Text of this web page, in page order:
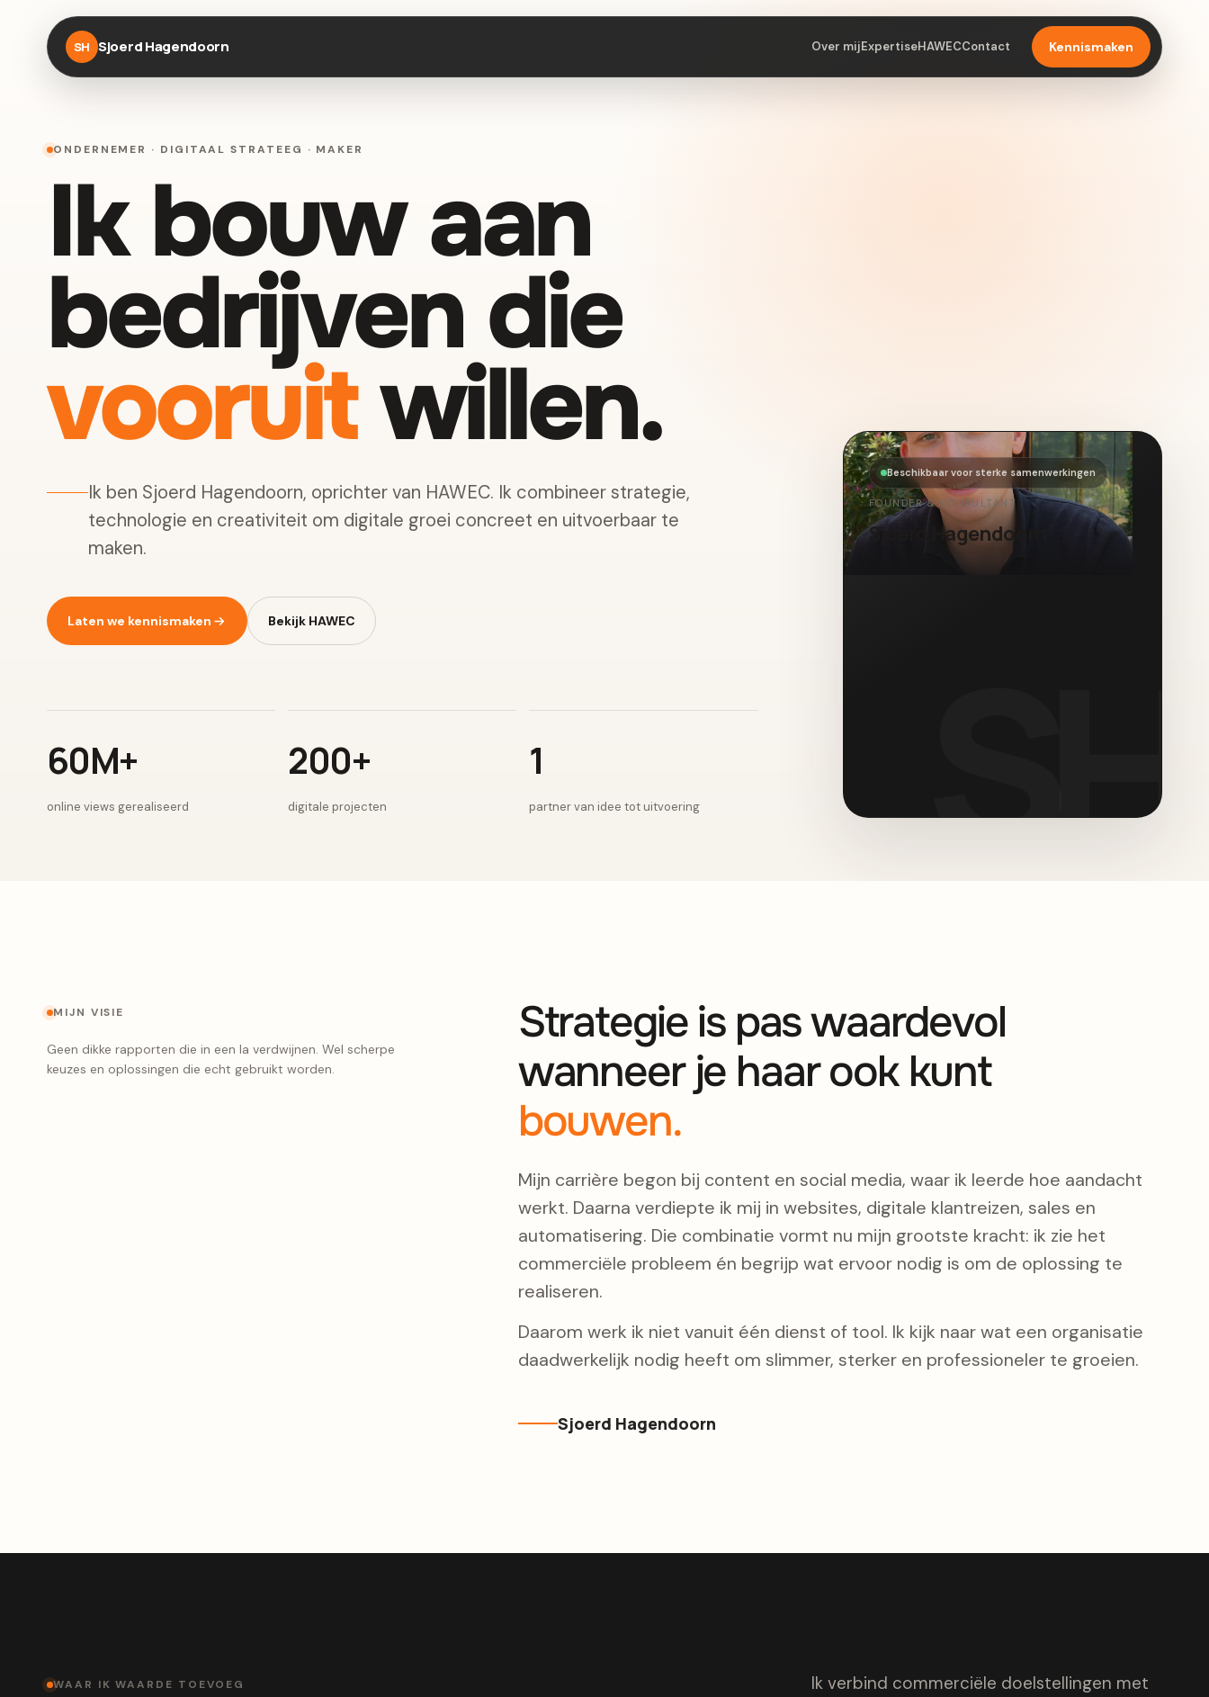
SH Sjoerd Hagendoorn Over mijExpertiseHAWECContact Kennismaken
ONDERNEMER · DIGITAAL STRATEEG · MAKER
Ik bouw aan
bedrijven die
vooruitwillen.
Ik ben Sjoerd Hagendoorn, oprichter van HAWEC. Ik combineer strategie,
technologie en creativiteit om digitale groei concreet en uitvoerbaar te
maken.
Laten we kennismaken Bekijk HAWEC
60M+
online views gerealiseerd
200+
digitale projecten
1
partner van idee tot uitvoering
Beschikbaar voor sterke samenwerkingen
FOUNDER & CONSULTANT
Sjoerd Hagendoorn
MIJN VISIE
Geen dikke rapporten die in een la verdwijnen. Wel scherpe
keuzes en oplossingen die echt gebruikt worden.
Strategie is pas waardevol
wanneer je haar ook kunt
bouwen.
Mijn carrière begon bij content en social media, waar ik leerde hoe aandacht
werkt. Daarna verdiepte ik mij in websites, digitale klantreizen, sales en
automatisering. Die combinatie vormt nu mijn grootste kracht: ik zie het
commerciële probleem én begrijp wat ervoor nodig is om de oplossing te
realiseren.
Daarom werk ik niet vanuit één dienst of tool. Ik kijk naar wat een organisatie
daadwerkelijk nodig heeft om slimmer, sterker en professioneler te groeien.
Sjoerd Hagendoorn
WAAR IK WAARDE TOEVOEG
Ik verbind commerciële doelstellingen met